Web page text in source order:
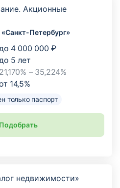
Акционные
«Санкт-Петербург»
4 000 000 ₽
5 лет
21,170% – 35,224%
14,5%
только паспорт
Подобрать
недвижимости»